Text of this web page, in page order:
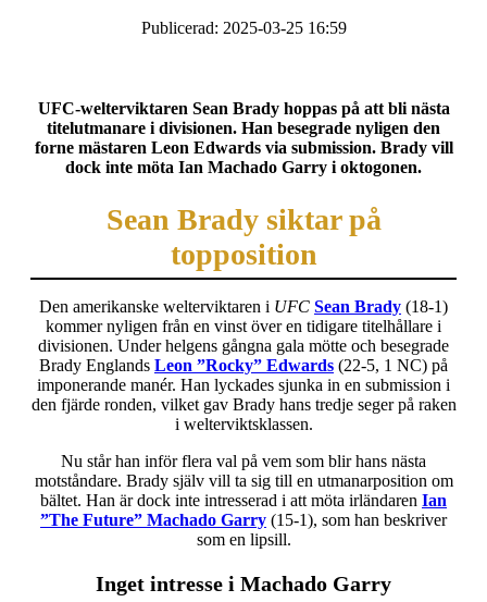
Publicerad: 2025-03-25 16:59
UFC-welterviktaren Sean Brady hoppas på att bli nästa
titelutmanare i divisionen. Han besegrade nyligen den
forne mästaren Leon Edwards via submission. Brady vill
dock inte möta Ian Machado Garry i oktogonen.
Sean Brady siktar på
topposition
Den amerikanske welterviktaren i UFC Sean Brady (18-1)
kommer nyligen från en vinst över en tidigare titelhållare i
divisionen. Under helgens gångna gala mötte och besegrade
Brady Englands Leon ”Rocky” Edwards (22-5, 1 NC) på
imponerande manér. Han lyckades sjunka in en submission i
den fjärde ronden, vilket gav Brady hans tredje seger på raken
i welterviktsklassen.
Nu står han inför flera val på vem som blir hans nästa
motståndare. Brady själv vill ta sig till en utmanarposition om
bältet. Han är dock inte intresserad i att möta irländaren Ian
”The Future” Machado Garry (15-1), som han beskriver
som en lipsill.
Inget intresse i Machado Garry